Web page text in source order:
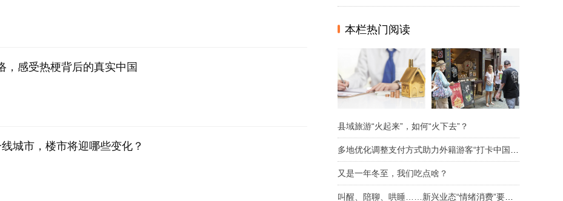
，感受热梗背后的真实中国
城市，楼市将迎哪些变化？
本栏热门阅读
县域旅游“火起来”，如何“火下去”？
又是一年冬至，我们吃点啥？